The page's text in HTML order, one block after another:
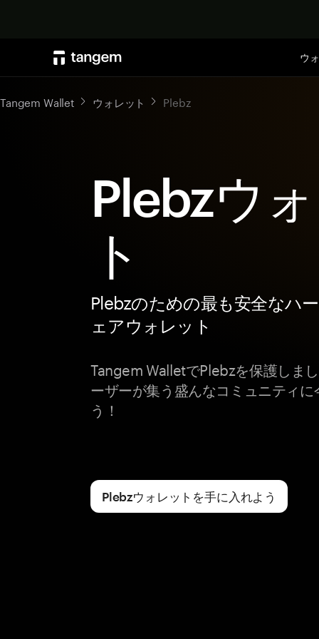
ウ
Tangem Wallet ウォレット Plebz
Plebzウ
ト
Plebzのための最も安全なハ
ェアウォレット
Tangem WalletでPlebzを保護しま
ーザーが集う盛んなコミュニティ
う！
Plebzウォレットを手に入れよう